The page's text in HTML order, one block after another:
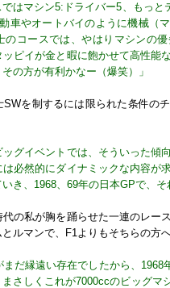
はマシン5:ドライバー5、もっと
車やオートバイのように機械（
のコースでは、やはりマシンの
ッピイが金と暇に飽かせて高性能
の方が有利かなー（爆笑）」
を制するには限られた条件の
ッグイベントでは、そういった傾
必然的にダイナミックな内容が
き、1968、69年の日本GPで、そ
の私が胸を踊らせた一連のレー
ルマンで、F1よりもそちらの方
まだ縁遠い存在でしたから、
さしくこれが7000ccのビッグマ